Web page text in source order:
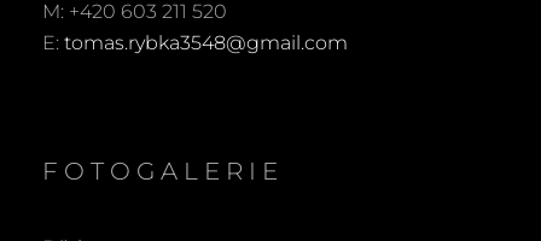
M: +420 603 211 520
E: tomas.rybka3548@gmail.com
FOTOGALERIE